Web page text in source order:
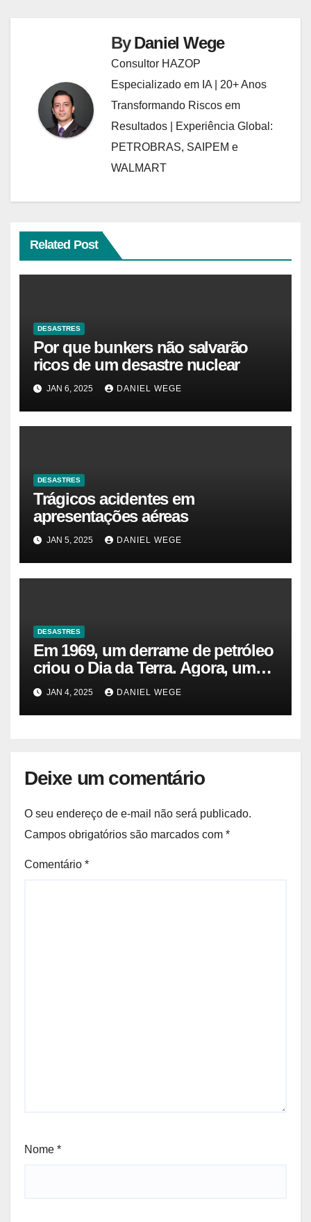
ByDaniel Wege
Consultor HAZOP
Especializado em IA | 20+ Anos
Transformando Riscos em
Resultados | Experiência Global:
PETROBRAS, SAIPEM e
WALMART
Related Post
DESASTRES
Por que bunkers não salvarão
ricos de um desastre nuclear
JAN 6, 2025 DANIEL WEGE
DESASTRES
Trágicos acidentes em
apresentações aéreas
JAN 5, 2025 DANIEL WEGE
DESASTRES
Em 1969, um derrame de petróleo
criou o Dia da Terra. Agora, um
gasoduto pode reabrir |
Sustentabilidade
JAN 4, 2025 DANIEL WEGE
Deixe um comentário
O seu endereço de e-mail não será publicado.
Campos obrigatórios são marcados com *
Comentário *
Nome *